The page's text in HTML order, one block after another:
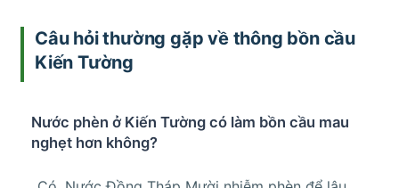
Câu hỏi thường gặp về thông bồn cầu
Kiến Tường
Nước phèn ở Kiến Tường có làm bồn cầu mau
nghẹt hơn không?